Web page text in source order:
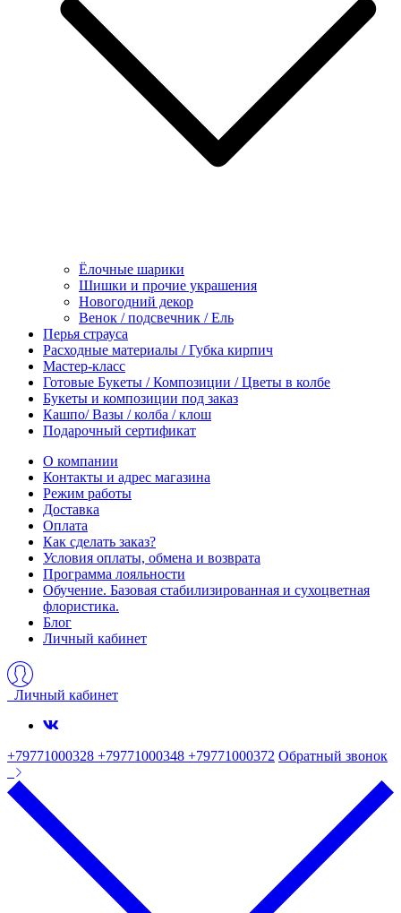
Ёлочные шарики
Шишки и прочие украшения
Новогодний декор
Венок / подсвечник / Ель
Перья страуса
Расходные материалы / Губка кирпич
Мастер-класс
Готовые Букеты / Композиции / Цветы в колбе
Букеты и композиции под заказ
Кашпо/ Вазы / колба / клош
Подарочный сертификат
О компании
Контакты и адрес магазина
Режим работы
Доставка
Оплата
Как сделать заказ?
Условия оплаты, обмена и возврата
Программа лояльности
Обучение. Базовая стабилизированная и сухоцветная
флористика.
Блог
Личный кабинет
Личный кабинет
+79771000328 +79771000348 +79771000372 Обратный звонок